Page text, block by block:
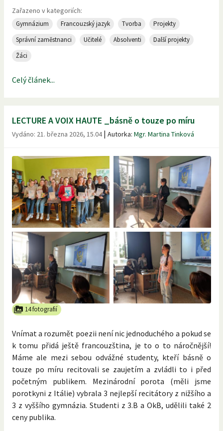
Zařazeno v kategoriích:
Gymnázium Francouzský jazyk Tvorba
Projekty
Správní zaměstnanci
Učitelé Absolventi
Další projekty
Žáci
Celý článek...
LECTURE A VOIX HAUTE _básně o touze po míru
Vydáno: 21. března 2026, 15.04| Autorka: Mgr. Martina Tinková
14 fotografií
Vnímat a rozumět poezii není nic jednoduchého a pokud se
k tomu přidá ještě francouzština, je to o to náročnější!
Máme ale mezi sebou odvážné studenty, kteří básně o
touze po míru recitovali se zaujetím a zvládli to i před
početným publikem. Mezinárodní porota (měli jsme
porotkyni z Itálie) vybrala 3 nejlepší recitátory z nižšího a
3 z vyššího gymnázia. Studenti z 3.B a OkB, udělili také 2
ceny publika.